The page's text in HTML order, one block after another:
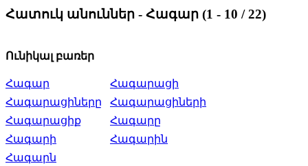
Հատուկ անուններ - Հագար (1 - 10 / 22)
Ունիկալ բառեր
Հագար
Հագարացի
Հագարացիները
Հագարացիների
Հագարացիք
Հագարը
Հագարի
Հագարին
Հագարն